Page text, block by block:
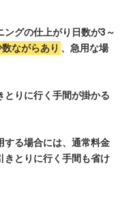
ングの仕上がり日数が3～
ながらあり 、急用な場
とりに行く手間が掛かる
する場合には、通常料金
きとりに行く手間も省け